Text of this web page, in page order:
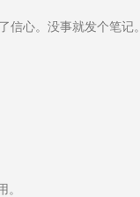
信心。没事就发个笔记。